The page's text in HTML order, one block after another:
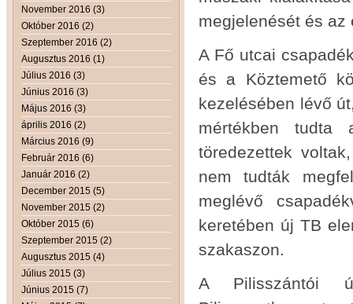
November 2016 (3)
Október 2016 (2)
Szeptember 2016 (2)
Augusztus 2016 (1)
Július 2016 (3)
Június 2016 (3)
Május 2016 (3)
április 2016 (2)
Március 2016 (9)
Február 2016 (6)
Január 2016 (2)
December 2015 (5)
November 2015 (2)
Október 2015 (6)
Szeptember 2015 (2)
Augusztus 2015 (4)
Július 2015 (3)
Június 2015 (7)
megjelenését és
A Fő utcai
és a Köztemető
kezelésében lévő
mértékben tudta
töredezettek
nem tudták
meglévő
keretében új TB
szakaszon.
A Pilisszántói